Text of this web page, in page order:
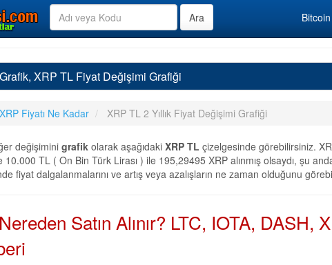
XRP TL Fiyat Değişimi Grafiği
XRP Fiyatı Ne Kadar XRP TL 2 Yıllık Fiyat Değişimi Grafiği
değişimini grafik olarak aşağıdaki XRP TL çizelgesinde görebilirsiniz.
10.000 TL ( On Bin Türk Lirası ) ile 195,29495 XRP alınmış olsaydı, şu
fiyat dalgalanmalarını ve artış veya azalışların ne zaman olduğunu
Satın Alınır? LTC, IOTA,